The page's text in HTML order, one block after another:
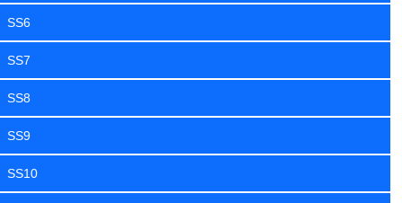
SS6
SS7
SS8
SS9
SS10